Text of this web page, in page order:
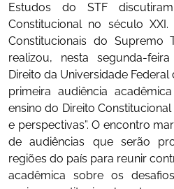
Estudos do STF
Constitucional no século
Constitucionais do Supremo
realizou, nesta segunda-
Direito da Universidade Federal
primeira audiência
ensino do Direito
e perspectivas”. O encontro
de audiências que serão
regiões do país para reunir
acadêmica sobre os